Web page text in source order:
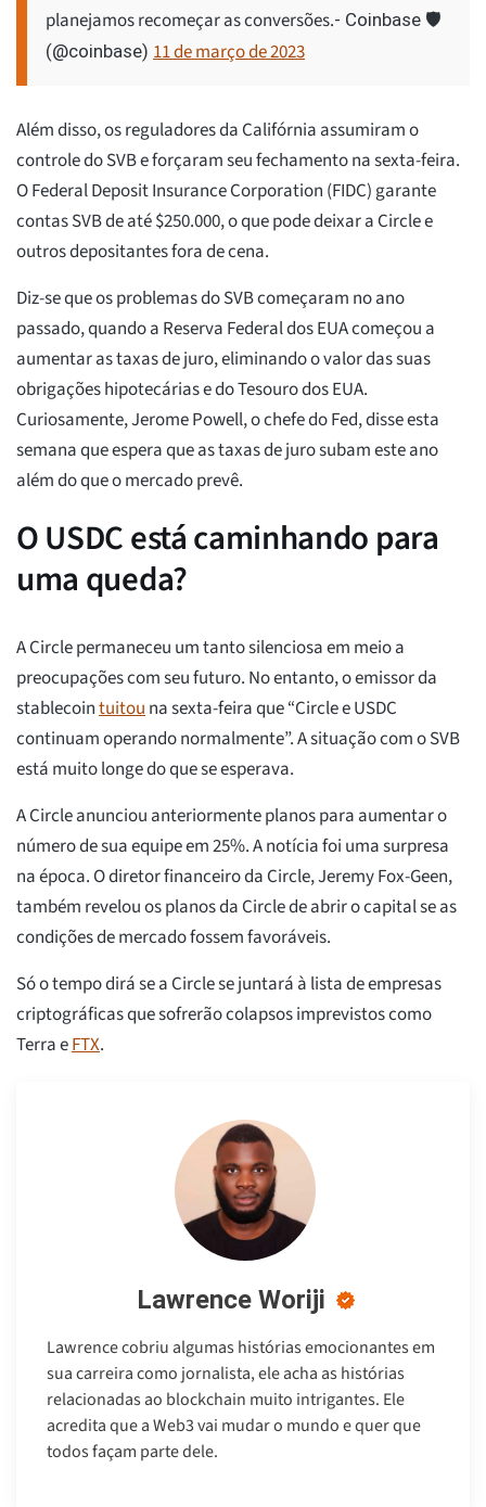
planejamos recomeçar as conversões.- Coinbase 🛡️
(@coinbase) 11 de março de 2023
Além disso, os reguladores da Califórnia assumiram o
controle do SVB e forçaram seu fechamento na sexta-feira.
O Federal Deposit Insurance Corporation (FIDC) garante
contas SVB de até $250.000, o que pode deixar a Circle e
outros depositantes fora de cena.
Diz-se que os problemas do SVB começaram no ano
passado, quando a Reserva Federal dos EUA começou a
aumentar as taxas de juro, eliminando o valor das suas
obrigações hipotecárias e do Tesouro dos EUA.
Curiosamente, Jerome Powell, o chefe do Fed, disse esta
semana que espera que as taxas de juro subam este ano
além do que o mercado prevê.
O USDC está caminhando para
uma queda?
A Circle permaneceu um tanto silenciosa em meio a
preocupações com seu futuro. No entanto, o emissor da
stablecointuitouna sexta-feira que “Circle e USDC
continuam operando normalmente”. A situação com o SVB
está muito longe do que se esperava.
A Circle anunciou anteriormente planos para aumentar o
número de sua equipe em 25%. A notícia foi uma surpresa
na época. O diretor financeiro da Circle, Jeremy Fox-Geen,
também revelou os planos da Circle de abrir o capital se as
condições de mercado fossem favoráveis.
Só o tempo dirá se a Circle se juntará à lista de empresas
criptográficas que sofrerão colapsos imprevistos como
Terra eFTX.
Lawrence Woriji
Lawrence cobriu algumas histórias emocionantes em
sua carreira como jornalista, ele acha as histórias
relacionadas ao blockchain muito intrigantes. Ele
acredita que a Web3 vai mudar o mundo e quer que
todos façam parte dele.